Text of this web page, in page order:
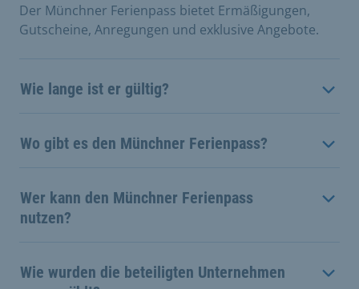
Der Münchner Ferienpass bietet Ermäßigungen,
Gutscheine, Anregungen und exklusive Angebote.
Wie lange ist er gültig?
Wo gibt es den Münchner Ferienpass?
Wer kann den Münchner Ferienpass
nutzen?
Wie wurden die beteiligten Unternehmen